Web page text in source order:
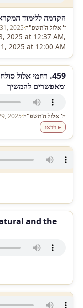
הקדמה ללימוד
ז' אלול ה'תשפ"ה·
2025
2025 at 12:37 AM,
2025 at 12:00 AM
459. רחמי אלול
ומאפשרים להמשיך
ה' אלול ה'תשפ"ה·
2025
▸ וידאו
and the